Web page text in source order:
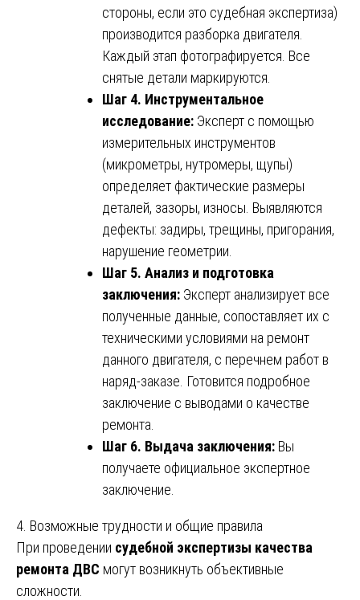
стороны, если это судебная экспертиза)
производится разборка двигателя.
Каждый этап фотографируется. Все
снятые детали маркируются.
Шаг 4. Инструментальное
исследование: Эксперт с помощью
измерительных инструментов
(микрометры, нутромеры, щупы)
определяет фактические размеры
деталей, зазоры, износы. Выявляются
дефекты: задиры, трещины, пригорания,
нарушение геометрии.
Шаг 5. Анализ и подготовка
заключения: Эксперт анализирует все
полученные данные, сопоставляет их с
техническими условиями на ремонт
данного двигателя, с перечнем работ в
наряд-заказе. Готовится подробное
заключение с выводами о качестве
ремонта.
Шаг 6. Выдача заключения: Вы
получаете официальное экспертное
заключение.
4. Возможные трудности и общие правила
При проведении судебной экспертизы качества
ремонта ДВС могут возникнуть объективные
сложности.